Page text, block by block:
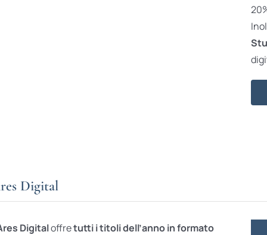
Digital
Digitaloffretutti i titoli dell’anno in formato